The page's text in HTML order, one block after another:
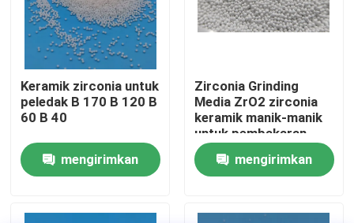
Hubungi kami
Quote request suatu
Media Peledakan Keramik
Peledakan Manik Keramik
Abrasif Peledakan Keramik
Keramik zirconia untuk
peledak B 170 B 120 B
60 B 40
mengirimkan
Zirconia Grinding
Media ZrO2 zirconia
keramik manik-manik
untuk pembakaran
pasir pemasok
mengirimkan